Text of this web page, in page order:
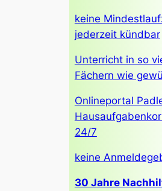
keine
jederzeit kündbar
Unterricht in so
Fächern wie
Onlineportal
24/7
keine
30 Jahre